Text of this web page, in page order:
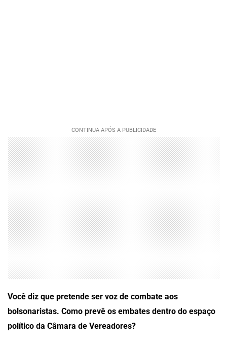
Você diz que pretende ser voz de combate aos
bolsonaristas. Como prevê os embates dentro do espaço
político da Câmara de Vereadores?